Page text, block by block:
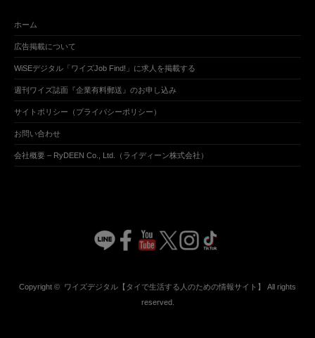
ホーム
広告掲載について
WiSEデジタル「ワイズJob Find!」に求人を掲載する
週刊ワイズ誌面『企業有料郵送』のお申し込み
サイトポリシー（プライバシーポリシー）
お問い合わせ
会社概要 – RyDEEN Co., Ltd.（ライディーン株式会社）
Copyright © ワイズデジタル【タイで生活する人のための情報サイト】
All rights
reserved.